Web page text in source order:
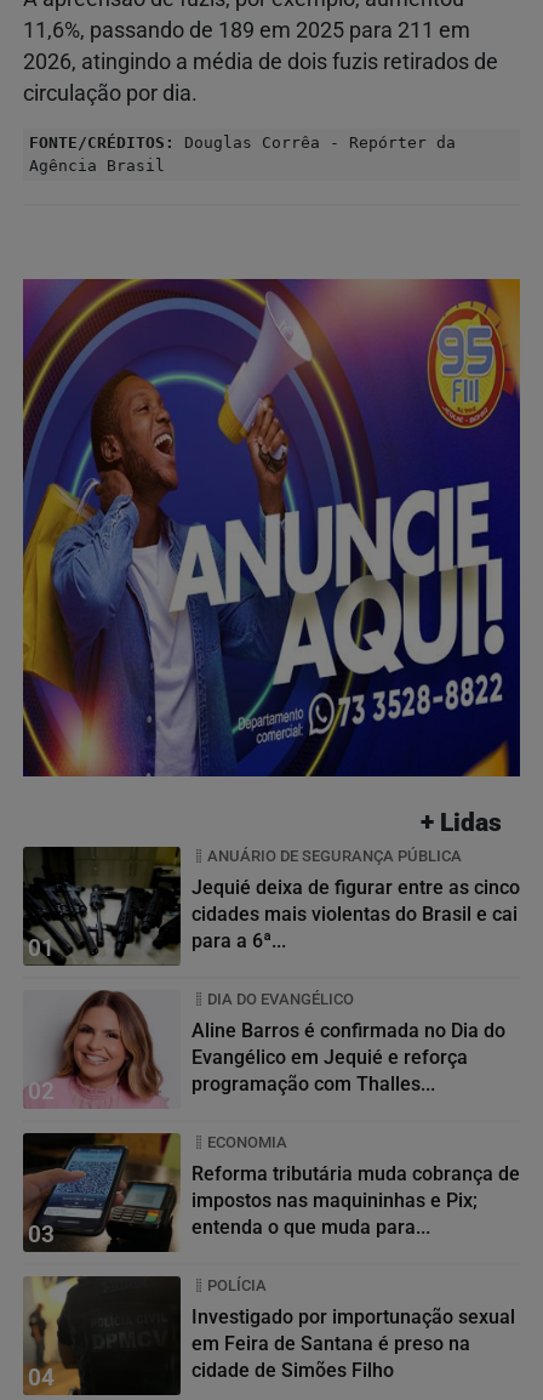
11,6%, passando de 189 em 2025 para 211 em
2026, atingindo a média de dois fuzis retirados de
circulação por dia.
FONTE/CRÉDITOS:
Douglas Corrêa - Repórter da
Agência Brasil
+ Lidas
01
ANUÁRIO DE SEGURANÇA PÚBLICA
Jequié deixa de figurar entre as cinco
cidades mais violentas do Brasil e cai
para a 6ª...
02
DIA DO EVANGÉLICO
Aline Barros é confirmada no Dia do
Evangélico em Jequié e reforça
programação com Thalles...
03
ECONOMIA
Reforma tributária muda cobrança de
impostos nas maquininhas e Pix;
entenda o que muda para...
04
POLÍCIA
Investigado por importunação sexual
em Feira de Santana é preso na
cidade de Simões Filho